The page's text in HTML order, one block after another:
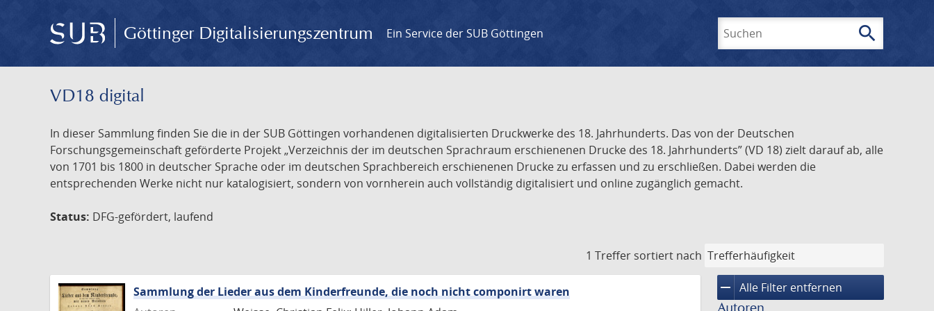
Göttinger Digitalisierungszentrum Ein Service der SUB Göttingen search
VD18 digital
In dieser Sammlung finden Sie die in der SUB Göttingen vorhandenen digitalisierten Druckwerke des 18. Jahrhunderts. Das von der Deutschen
Forschungsgemeinschaft geförderte Projekt „Verzeichnis der im deutschen Sprachraum erschienenen Drucke des 18. Jahrhunderts” (VD 18) zielt darauf ab, alle
von 1701 bis 1800 in deutscher Sprache oder im deutschen Sprachbereich erschienenen Drucke zu erfassen und zu erschließen. Dabei werden die
entsprechenden Werke nicht nur katalogisiert, sondern von vornherein auch vollständig digitalisiert und online zugänglich gemacht.
Status: DFG-gefördert, laufend
1 Treffer sortiert nach
remove Alle Filter entfernen
Sammlung der Lieder aus dem Kinderfreunde, die noch nicht componirt waren